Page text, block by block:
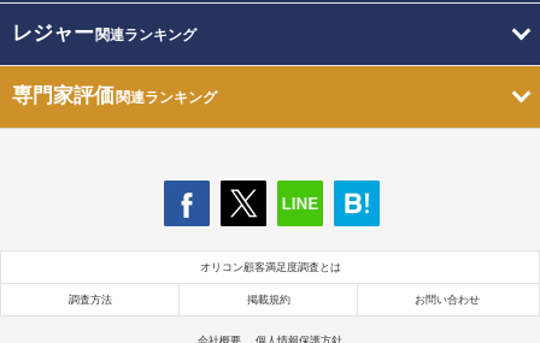
レジャー関連ランキング
専門家評価関連ランキング
オリコン顧客満足度調査とは
調査方法 掲載規約 お問い合わせ
会社概要 個人情報保護方針